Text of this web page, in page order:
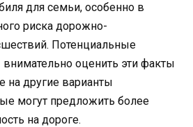
для семьи, особенно в
риска дорожно-
Потенциальные
оценить эти факты
на другие варианты
могут предложить более
на дороге.